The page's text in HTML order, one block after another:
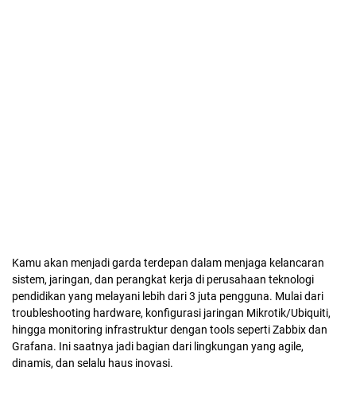
Kamu akan menjadi garda terdepan dalam menjaga kelancaran
sistem, jaringan, dan perangkat kerja di perusahaan teknologi
pendidikan yang melayani lebih dari 3 juta pengguna. Mulai dari
troubleshooting hardware, konfigurasi jaringan Mikrotik/Ubiquiti,
hingga monitoring infrastruktur dengan tools seperti Zabbix dan
Grafana. Ini saatnya jadi bagian dari lingkungan yang agile,
dinamis, dan selalu haus inovasi.